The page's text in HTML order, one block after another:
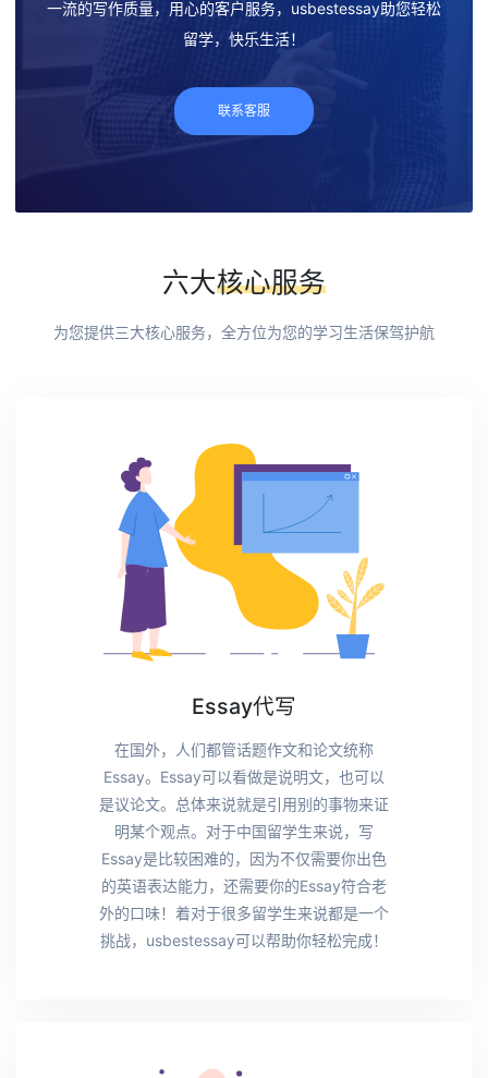
一流的写作质量，用心的客户服务，usbestessay助您轻松
留学，快乐生活！
联系客服
六大核心服务
为您提供三大核心服务，全方位为您的学习生活保驾护航
Essay代写
在国外，人们都管话题作文和论文统称
Essay。Essay可以看做是说明文，也可以
是议论文。总体来说就是引用别的事物来证
明某个观点。对于中国留学生来说，写
Essay是比较困难的，因为不仅需要你出色
的英语表达能力，还需要你的Essay符合老
外的口味！着对于很多留学生来说都是一个
挑战，usbestessay可以帮助你轻松完成！